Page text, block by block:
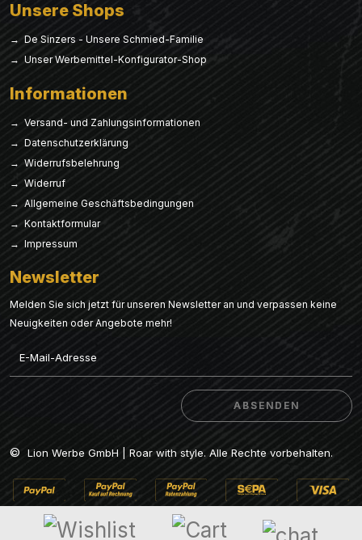
Unsere Shops
→ De Sinzers - Unsere Schmied-Familie
→ Unser Werbemittel-Konfigurator-Shop
Informationen
→ Versand- und Zahlungsinformationen
→ Datenschutzerklärung
→ Widerrufsbelehrung
→ Widerruf
→ Allgemeine Geschäftsbedingungen
→ Kontaktformular
→ Impressum
Newsletter
Melden Sie sich jetzt für unseren Newsletter an und verpassen keine
Neuigkeiten oder Angebote mehr!
ABSENDEN
ABSENDEN
© Lion Werbe GmbH | Roar with style. Alle Rechte vorbehalten.